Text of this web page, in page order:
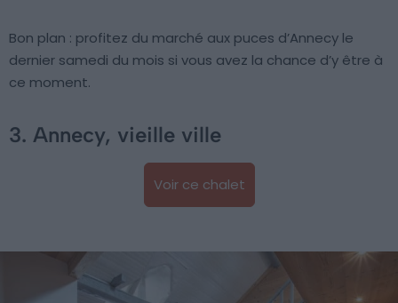
Bon plan : profitez du marché aux puces d’Annecy le
dernier samedi du mois si vous avez la chance d’y être à
ce moment.
3. Annecy, vieille ville
Voir ce chalet